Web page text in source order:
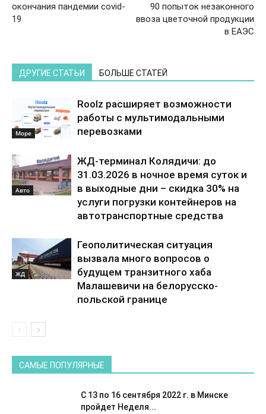
окончания пандемии covid-
19
90 попыток незаконного
ввоза цветочной продукции
в ЕАЭС
ДРУГИЕ СТАТЬИ БОЛЬШЕ СТАТЕЙ
Море
Roolz расширяет возможности
работы с мультимодальными
перевозками
Авто
ЖД-терминал Колядичи: до
31.03.2026 в ночное время суток и
в выходные дни – скидка 30% на
услуги погрузки контейнеров на
автотранспортные средства
ЖД
Геополитическая ситуация
вызвала много вопросов о
будущем транзитного хаба
Малашевичи на белорусско-
польской границе
САМЫЕ ПОПУЛЯРНЫЕ
С 13 по 16 сентября 2022 г. в Минске
пройдет Неделя...